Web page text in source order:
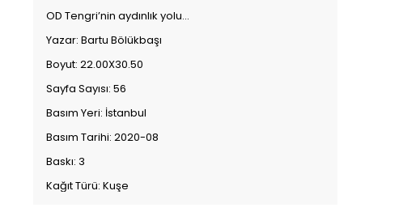
OD Tengri’nin aydınlık yolu...
Yazar: Bartu Bölükbaşı
Boyut: 22.00X30.50
Sayfa Sayısı: 56
Basım Yeri: İstanbul
Basım Tarihi: 2020-08
Baskı: 3
Kağıt Türü: Kuşe